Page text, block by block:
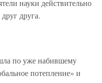
науки действительно
друга.
по уже набившему
потепление» и